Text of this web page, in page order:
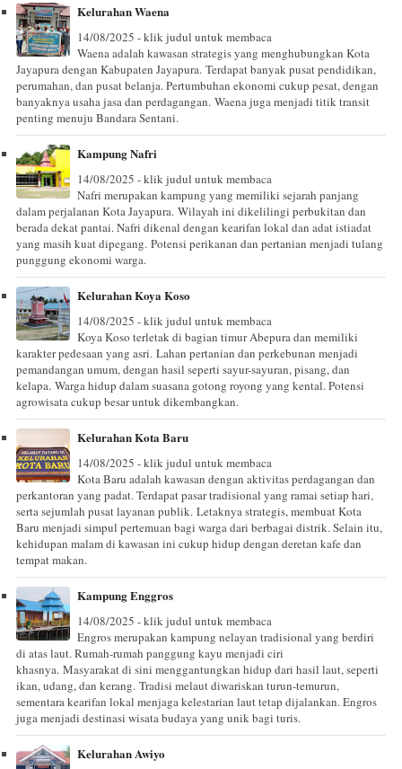
Kelurahan Waena
14/08/2025 - klik judul untuk membaca
Waena adalah kawasan strategis yang menghubungkan Kota
Jayapura dengan Kabupaten Jayapura. Terdapat banyak pusat pendidikan,
perumahan, dan pusat belanja. Pertumbuhan ekonomi cukup pesat, dengan
banyaknya usaha jasa dan perdagangan. Waena juga menjadi titik transit
penting menuju Bandara Sentani.
Kampung Nafri
14/08/2025 - klik judul untuk membaca
Nafri merupakan kampung yang memiliki sejarah panjang
dalam perjalanan Kota Jayapura. Wilayah ini dikelilingi perbukitan dan
berada dekat pantai. Nafri dikenal dengan kearifan lokal dan adat istiadat
yang masih kuat dipegang. Potensi perikanan dan pertanian menjadi tulang
punggung ekonomi warga.
Kelurahan Koya Koso
14/08/2025 - klik judul untuk membaca
Koya Koso terletak di bagian timur Abepura dan memiliki
karakter pedesaan yang asri. Lahan pertanian dan perkebunan menjadi
pemandangan umum, dengan hasil seperti sayur-sayuran, pisang, dan
kelapa. Warga hidup dalam suasana gotong royong yang kental. Potensi
agrowisata cukup besar untuk dikembangkan.
Kelurahan Kota Baru
14/08/2025 - klik judul untuk membaca
Kota Baru adalah kawasan dengan aktivitas perdagangan dan
perkantoran yang padat. Terdapat pasar tradisional yang ramai setiap hari,
serta sejumlah pusat layanan publik. Letaknya strategis, membuat Kota
Baru menjadi simpul pertemuan bagi warga dari berbagai distrik. Selain itu,
kehidupan malam di kawasan ini cukup hidup dengan deretan kafe dan
tempat makan.
Kampung Enggros
14/08/2025 - klik judul untuk membaca
Engros merupakan kampung nelayan tradisional yang berdiri
di atas laut. Rumah-rumah panggung kayu menjadi ciri
khasnya. Masyarakat di sini menggantungkan hidup dari hasil laut, seperti
ikan, udang, dan kerang. Tradisi melaut diwariskan turun-temurun,
sementara kearifan lokal menjaga kelestarian laut tetap dijalankan. Engros
juga menjadi destinasi wisata budaya yang unik bagi turis.
Kelurahan Awiyo